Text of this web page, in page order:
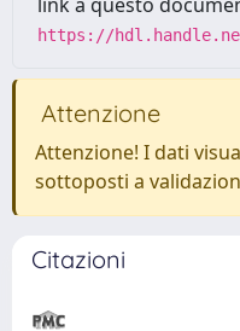
https://
Attenzione
Attenzione! I dati
sottoposti a
Citazioni